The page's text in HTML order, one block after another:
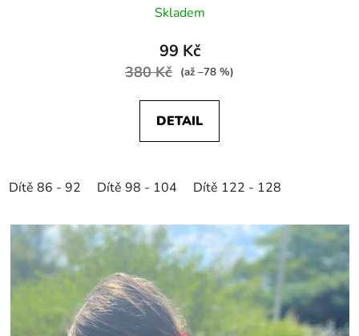
Skladem
99 Kč
380 Kč (až –78 %)
DETAIL
Dítě 86 - 92 Dítě 98 - 104 Dítě 122 - 128